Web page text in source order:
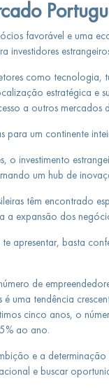
favorável e uma
investidores
como tecnologia,
estratégica e
a outros mercados
para um continente
o investimento
um hub de
têm encontrado
expansão dos
apresentar, basta
de
é uma tendência
cinco anos, o
ao ano.
e a
e buscar